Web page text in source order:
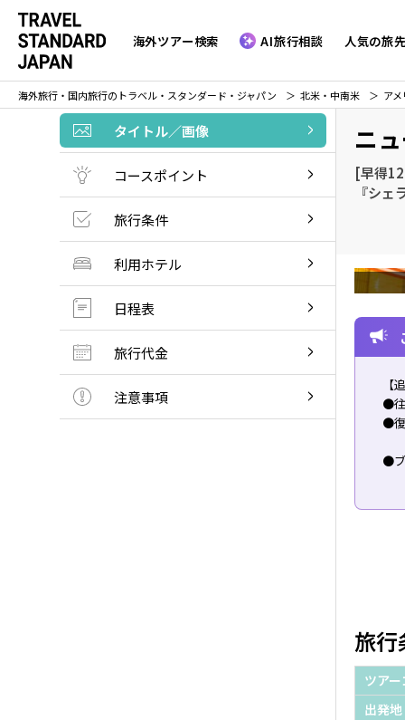
海外ツアー検索 AI旅行相談 人気の旅
海外旅行・国内旅行のトラベル・スタンダード・ジャパン 北米・中南米 ア
タイトル／画像
コースポイント
旅行条件
利用ホテル
日程表
旅行代金
注意事項
ニ
[早得
『シ
【
●往
●復
●ブ
旅行
ツア
出発地